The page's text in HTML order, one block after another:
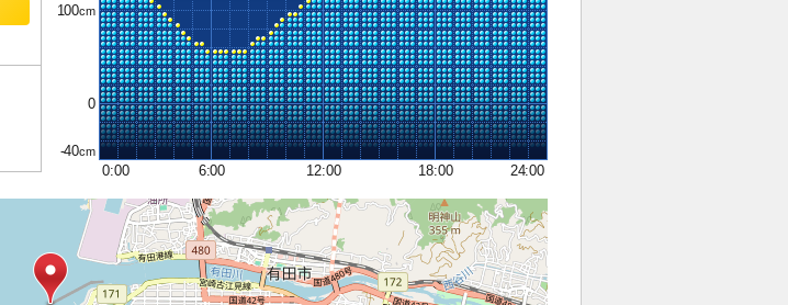
100
0
-40
0:00
6:00 12:00 18:00 24:00